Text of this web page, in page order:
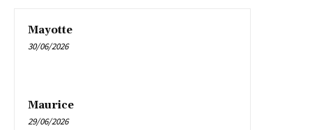
Mayotte
30/06/2026
Maurice
29/06/2026